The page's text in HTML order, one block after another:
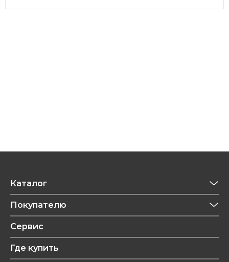
Каталог
Приготовление напитков
Техника для кухни
Уход за волосами
Покупателю
Обзоры
Рецепты
Сервис
Где купить